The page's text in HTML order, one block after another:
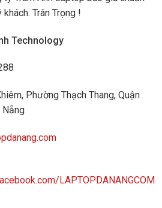
Trân Trọng !
Technology
Phường Thạch Thang, Quận
Nẵng
LAPTOPDANANGCOM